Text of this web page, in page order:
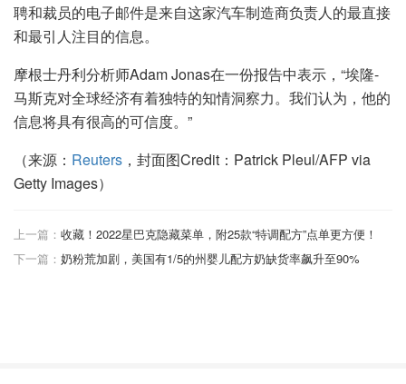
聘和裁员的电子邮件是来自这家汽车制造商负责人的最直接
和最引人注目的信息。
摩根士丹利分析师Adam Jonas在一份报告中表示，“埃隆-
马斯克对全球经济有着独特的知情洞察力。我们认为，他的
信息将具有很高的可信度。”
（来源： Reuters ，封面图Credit：Patrick Pleul/AFP via
Getty Images）
上一篇： 收藏！2022星巴克隐藏菜单，附25款“特调配方”点单更方便！
下一篇： 奶粉荒加剧，美国有1/5的州婴儿配方奶缺货率飙升至90%